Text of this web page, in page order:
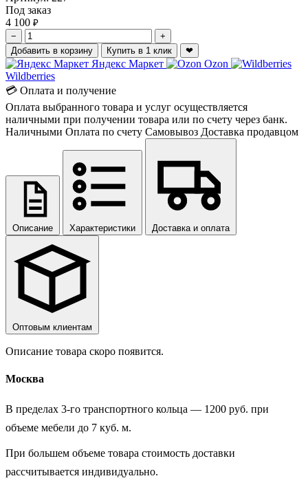
Под заказ
4 100 ₽
−
+
Добавить в корзину
Купить в 1 клик ❤
Яндекс Маркет
Ozon
Wildberries
💳 Оплата и получение
Оплата выбранного товара и услуг осуществляется
наличными при получении товара или по счету через банк.
Наличными Оплата по счету Самовывоз Доставка продавцом
Описание Характеристики Доставка и оплата
Оптовым клиентам
Описание товара скоро появится.
Москва
В пределах 3-го транспортного кольца — 1200 руб. при
объеме мебели до 7 куб. м.
При большем объеме товара стоимость доставки
рассчитывается индивидуально.